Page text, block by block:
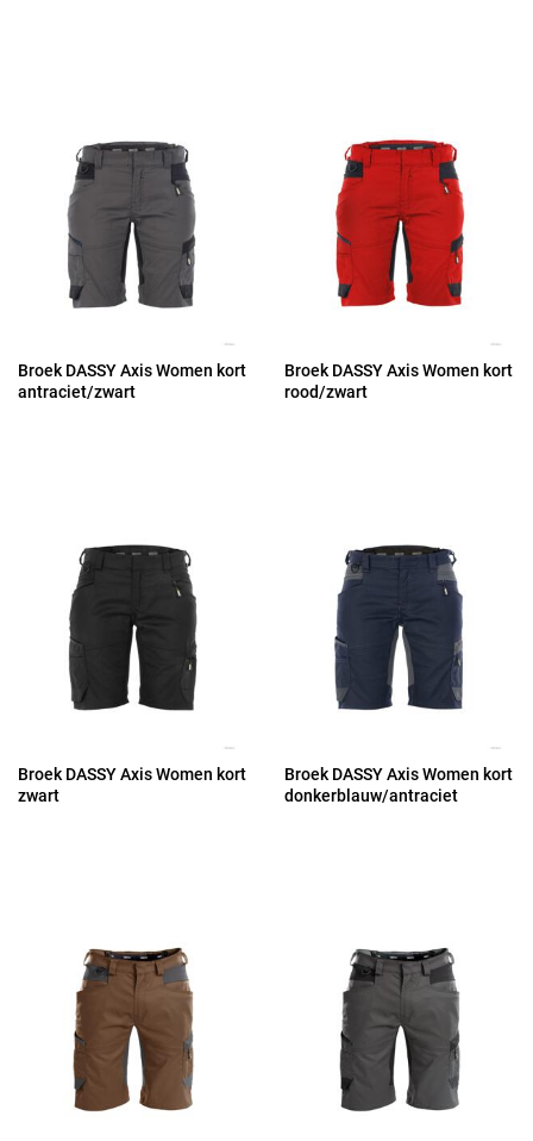
Broek DASSY Axis Women kort
antraciet/zwart
Broek DASSY Axis Women kort
rood/zwart
Broek DASSY Axis Women kort
zwart
Broek DASSY Axis Women kort
donkerblauw/antraciet